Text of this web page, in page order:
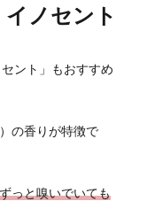
ノセント
ント」もおすすめ
の香りが特徴で
っと嗅いでいても